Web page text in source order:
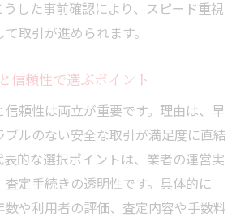
した事前確認により、スピード重視
取引が進められます。
信頼性で選ぶポイント
信頼性は両立が重要です。理由は、早
ブルのない安全な取引が満足度に直結
表的な選択ポイントは、業者の運営実
定手続きの透明性です。具体的に
数や利用者の評価、査定内容や手数料